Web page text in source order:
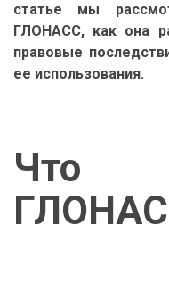
статье мы
ГЛОНАСС, как она
правовые
ее использования.
Что